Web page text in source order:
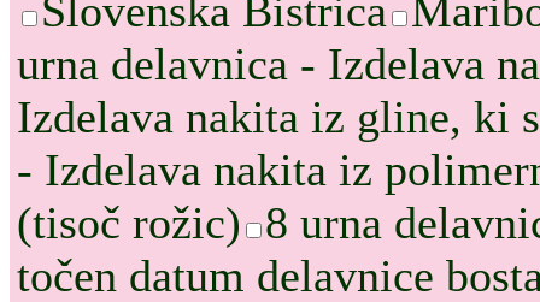
Slovenska Bistrica
urna delavnica - Izdelava
Izdelava nakita iz gline, ki
- Izdelava nakita iz
(tisoč rožic) 8 urna
točen datum delavnice